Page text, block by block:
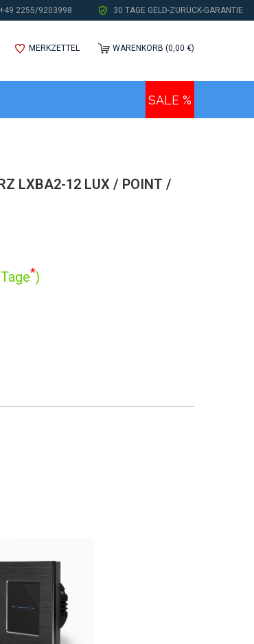
+49 2255/9203998 30 TAGE GELD-ZURÜCK-GARANTIE
MERKZETTEL WARENKORB (0,00 €)
SALE %
LXBA2-12 LUX / POINT /
*)